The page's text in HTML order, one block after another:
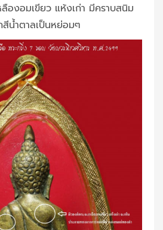
ลืองอมเขียว แห้งเก่า มีคราบสนิม
น้ำตาลเป็นหย่อมๆ